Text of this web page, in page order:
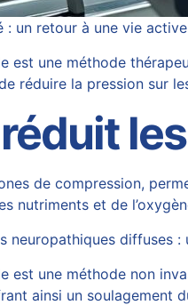
un retour à une vie active
est une méthode
réduire la pression sur
de compression,
nutriments et de
neuropathiques diffuses :
est une méthode non
ainsi un soulagement